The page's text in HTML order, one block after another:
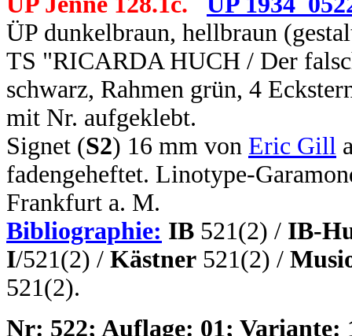
ÜP dunkelbraun, hellbraun
TS "RICARDA HUCH / Der
schwarz, Rahmen grün, 4
mit Nr. aufgeklebt.
Signet (S2) 16 mm von Eric Gill
fadengeheftet. Linotype-
Frankfurt a. M.
Bibliographie: IB 521(2) / IB-
I/521(2) / Kästner 521(2) /
521(2).
Nr: 522; Auflage: 01; Variante: